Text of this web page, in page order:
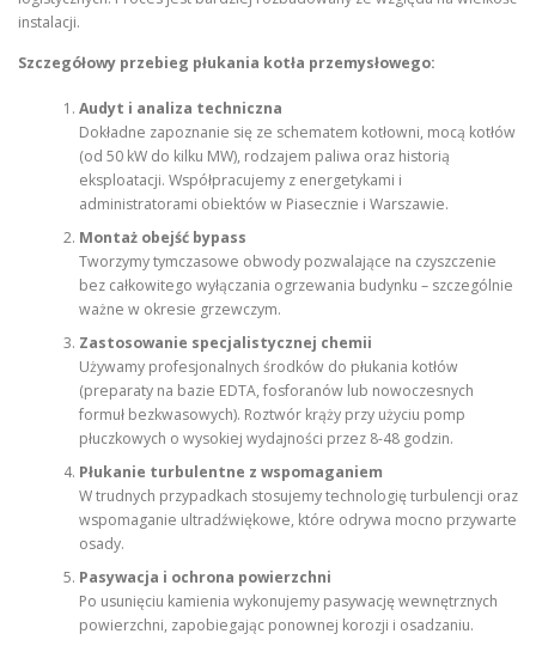
instalacji.
Szczegółowy przebieg płukania kotła przemysłowego:
Audyt i analiza techniczna
Dokładne zapoznanie się ze schematem kotłowni, mocą kotłów
(od 50 kW do kilku MW), rodzajem paliwa oraz historią
eksploatacji. Współpracujemy z energetykami i
administratorami obiektów w Piasecznie i Warszawie.
Montaż obejść bypass
Tworzymy tymczasowe obwody pozwalające na czyszczenie
bez całkowitego wyłączania ogrzewania budynku – szczególnie
ważne w okresie grzewczym.
Zastosowanie specjalistycznej chemii
Używamy profesjonalnych środków do płukania kotłów
(preparaty na bazie EDTA, fosforanów lub nowoczesnych
formuł bezkwasowych). Roztwór krąży przy użyciu pomp
płuczkowych o wysokiej wydajności przez 8-48 godzin.
Płukanie turbulentne z wspomaganiem
W trudnych przypadkach stosujemy technologię turbulencji oraz
wspomaganie ultradźwiękowe, które odrywa mocno przywarte
osady.
Pasywacja i ochrona powierzchni
Po usunięciu kamienia wykonujemy pasywację wewnętrznych
powierzchni, zapobiegając ponownej korozji i osadzaniu.